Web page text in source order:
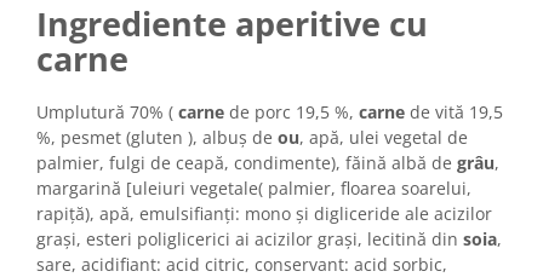
Snack-uri sărate
Covrigi cu ulei de masline
Grisine
Crochete
Produse de gătit
Faina
Arpacas si pesmet
Ingrediente aperitive cu
carne
Umplutură 70% ( carne de porc 19,5 %, carne de vită 19,5
%, pesmet (gluten ), albuș de ou, apă, ulei vegetal de
palmier, fulgi de ceapă, condimente), făină albă de grâu,
margarină [uleiuri vegetale( palmier, floarea soarelui,
rapiță), apă, emulsifianți: mono și digliceride ale acizilor
grași, esteri poliglicerici ai acizilor grași, lecitină din soia,
sare, acidifiant: acid citric, conservant: acid sorbic,